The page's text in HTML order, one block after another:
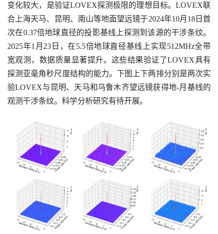
变化较大，是验证LOVEX探测极限的理想目标。LOVEX联
合上海天马、昆明、南山等地面望远镜于2024年10月18日首
次在0.37倍地球直径的投影基线上探测到该源的干涉条纹。
2025年1月23日，在5.5倍地球直径基线上实现512MHz全带
宽观测，数据质量显著提升，这些结果验证了LOVEX具有
探测亚毫角秒尺度结构的能力。下图上下两排分别是两次实
验LOVEX与昆明、天马和乌鲁木齐望远镜获得地-月基线的
观测干涉条纹。科学分析研究有待开展。